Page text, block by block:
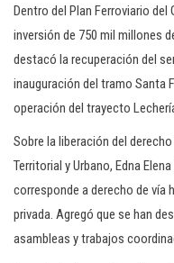
Dentro del Plan Ferroviario
inversión de 750 mil millones
destacó la recuperación del
inauguración del tramo Santa
operación del trayecto
Sobre la liberación del
Territorial y Urbano, Edna
corresponde a derecho de vía
privada. Agregó que se han
asambleas y trabajos